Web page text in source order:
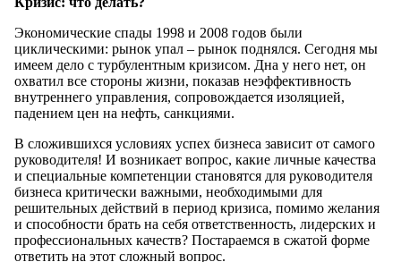
Экономические спады 1998 и 2008 годов были
циклическими: рынок упал – рынок поднялся. Сегодня мы
имеем дело с турбулентным кризисом. Дна у него нет, он
охватил все стороны жизни, показав неэффективность
внутреннего управления, сопровождается изоляцией,
падением цен на нефть, санкциями.
В сложившихся условиях успех бизнеса зависит от самого
руководителя! И возникает вопрос, какие личные качества
и специальные компетенции становятся для руководителя
бизнеса критически важными, необходимыми для
решительных действий в период кризиса, помимо желания
и способности брать на себя ответственность, лидерских и
профессиональных качеств? Постараемся в сжатой форме
ответить на этот сложный вопрос.